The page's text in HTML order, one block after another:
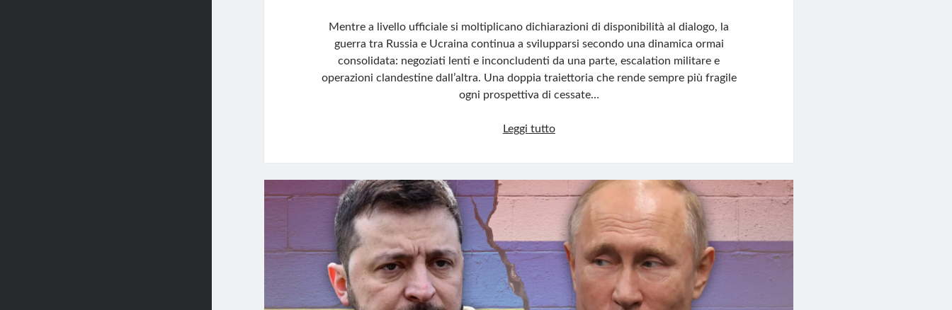
Mentre a livello ufficiale si moltiplicano dichiarazioni di disponibilità al dialogo, la
guerra tra Russia e Ucraina continua a svilupparsi secondo una dinamica ormai
consolidata: negoziati lenti e inconcludenti da una parte, escalation militare e
operazioni clandestine dall’altra. Una doppia traiettoria che rende sempre più fragile
ogni prospettiva di cessate…
Leggi tuttoUcraina
diplomazia
di
facciata,
guerra
reale